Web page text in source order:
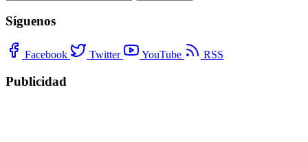
Síguenos
Facebook Twitter YouTube RSS
Publicidad